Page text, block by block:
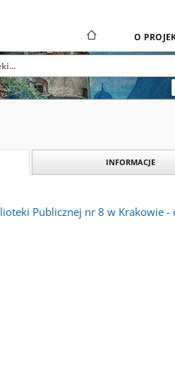
O
INFORMACJE
Publicznej nr 8 w Krakowie